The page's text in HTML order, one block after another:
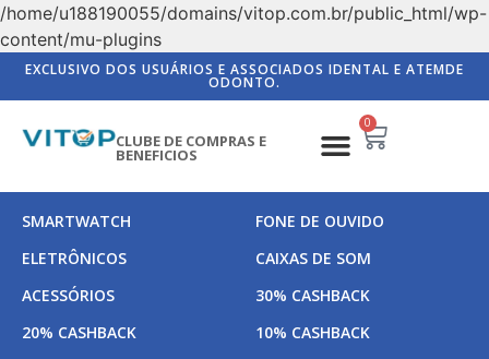
/home/u188190055/domains/vitop.com.br/public_html/wp-
content/mu-plugins
EXCLUSIVO DOS USUÁRIOS E ASSOCIADOS IDENTAL E ATEMDE
ODONTO.
CLUBE DE COMPRAS E
BENEFICIOS
0
SMARTWATCH
FONE DE OUVIDO
ELETRÔNICOS
CAIXAS DE SOM
ACESSÓRIOS
30% CASHBACK
20% CASHBACK
10% CASHBACK